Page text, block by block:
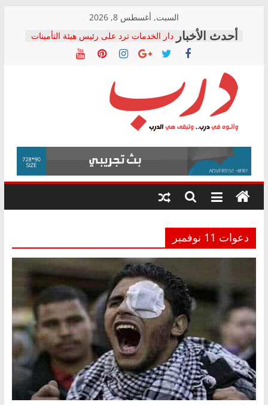
content
السبت, أغسطس 8, 2026
دار الخدمات ترد على رئيس هيئة التأمينات
بعد مؤتمره الصحفي: إنكار الأزمة لا ينهي
معاناة أصحاب المعاشات.. ونطالب بكشف
فرحات سليمان يكتب: القطاع الصحي إلى
أين؟
حزب التحالف الشعبي يطلق لجنة “الحق
في الصحة” بالإسكندرية لرصد الانتهاكات
ودعم المرضى
الوزاري لمدينة الصحفيين.. وانتهاء أعمال
إنشاء المبنى الإداري
المجلس القومي لحقوق الإنسان يعلن
متابعة قضية الدكتور محمد زهران.. ويؤكد:
قرينة البراءة وضمانات المحاكمة العادلة
درب
وأتوه
درب..
وتبقى
هي
دعوات 11 نوفمبر